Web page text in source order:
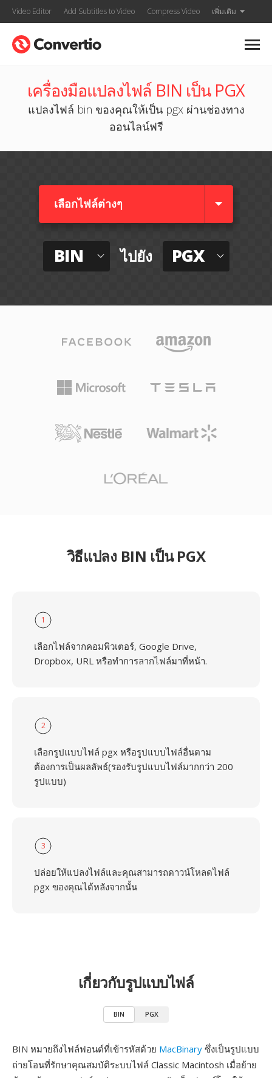
Video Editor Add Subtitles to Video Compress Video เพิ่มเติม
เครื่องมือแปลงไฟล์ BIN เป็น PGX
แปลงไฟล์ bin ของคุณให้เป็น pgx ผ่านช่องทาง
ออนไลน์ฟรี
เลือกไฟล์ต่างๆ​
BIN ไปยัง PGX
วิธีแปลง BIN เป็น PGX
1
เลือกไฟล์จากคอมพิวเตอร์, Google Drive,
Dropbox, URL หรือทำการลากไฟล์มาที่หน้า.
2
เลือกรูปแบบไฟล์ pgx หรือรูปแบบไฟล์อื่นตาม
ต้องการเป็นผลลัพธ์(รองรับรูปแบบไฟล์มากกว่า 200
รูปแบบ)
3
ปล่อยให้แปลงไฟล์และคุณสามารถดาวน์โหลดไฟล์
pgx ของคุณได้หลังจากนั้น
เกี่ยวกับรูปแบบไฟล์
BIN PGX
BIN หมายถึงไฟล์ฟอนต์ที่เข้ารหัสด้วย MacBinary ซึ่งเป็นรูปแบบ
ถ่ายโอนที่รักษาคุณสมบัติระบบไฟล์ Classic Macintosh เมื่อย้าย